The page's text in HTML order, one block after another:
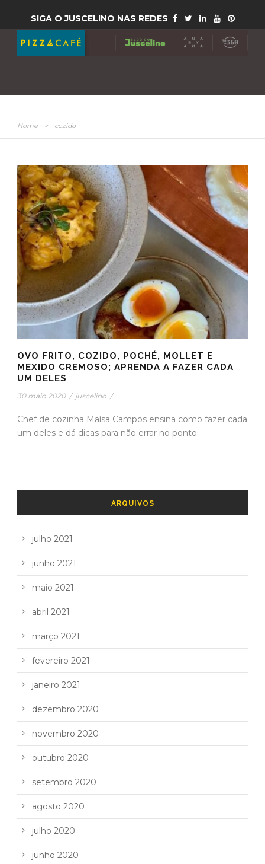
SIGA O JUSCELINO NAS REDES
Home > cozido
OVO FRITO, COZIDO, POCHÉ, MOLLET E
MEXIDO CREMOSO; APRENDA A FAZER CADA
UM DELES
30 maio 2020 / juscelino /
Chef de cozinha Maísa Campos ensina como fazer cada
um deles e dá dicas para não errar no ponto.
ARQUIVOS
julho 2021
junho 2021
maio 2021
abril 2021
março 2021
fevereiro 2021
janeiro 2021
dezembro 2020
novembro 2020
outubro 2020
setembro 2020
agosto 2020
julho 2020
junho 2020